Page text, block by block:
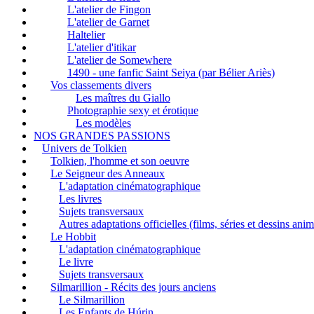
L'atelier de Fingon
L'atelier de Garnet
Haltelier
L'atelier d'itikar
L'atelier de Somewhere
1490 - une fanfic Saint Seiya (par Bélier Ariès)
Vos classements divers
Les maîtres du Giallo
Photographie sexy et érotique
Les modèles
NOS GRANDES PASSIONS
Univers de Tolkien
Tolkien, l'homme et son oeuvre
Le Seigneur des Anneaux
L'adaptation cinématographique
Les livres
Sujets transversaux
Autres adaptations officielles (films, séries et dessins
Le Hobbit
L'adaptation cinématographique
Le livre
Sujets transversaux
Silmarillion - Récits des jours anciens
Le Silmarillion